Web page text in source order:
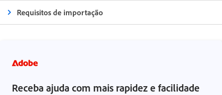
Requisitos de importação
Receba ajuda com mais rapidez e facilidade